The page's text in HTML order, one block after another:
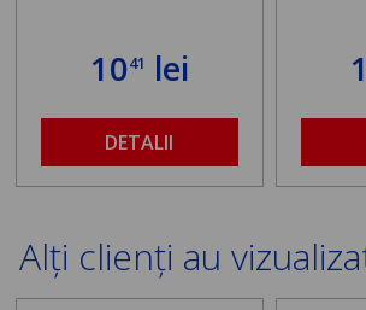
1041 lei
DETALII
Alți clienți au